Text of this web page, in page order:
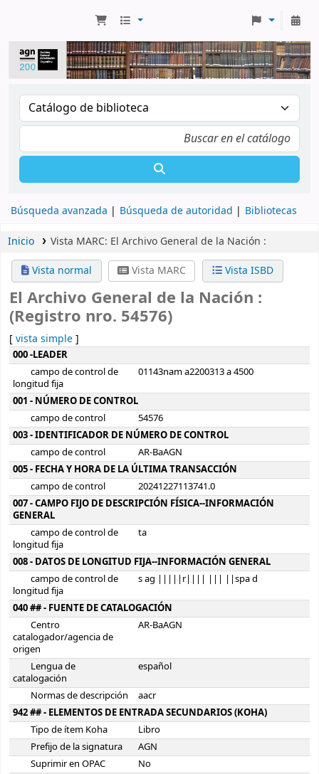
Búsqueda avanzada Búsqueda de autoridad Bibliotecas
Inicio
Vista MARC: El Archivo General de la Nación :
Vista normal
Vista MARC Vista ISBD
El Archivo General de la Nación :
(Registro nro. 54576)
[vista simple]
Detalles MARC
000 -LEADER
campo de control de
longitud fija
01143nam a2200313 a 4500
001 - NÚMERO DE CONTROL
campo de control
54576
003 - IDENTIFICADOR DE NÚMERO DE CONTROL
campo de control
AR-BaAGN
005 - FECHA Y HORA DE LA ÚLTIMA TRANSACCIÓN
campo de control
20241227113741.0
007 - CAMPO FIJO DE DESCRIPCIÓN FÍSICA--INFORMACIÓN
GENERAL
campo de control de
longitud fija
ta
008 - DATOS DE LONGITUD FIJA--INFORMACIÓN GENERAL
campo de control de
longitud fija
s ag |||||r|||| ||| ||spa d
040 ## - FUENTE DE CATALOGACIÓN
Centro
catalogador/agencia de
origen
AR-BaAGN
Lengua de
catalogación
español
Normas de descripción
aacr
942 ## - ELEMENTOS DE ENTRADA SECUNDARIOS (KOHA)
Tipo de ítem Koha
Libro
Prefijo de la signatura
AGN
Suprimir en OPAC
No